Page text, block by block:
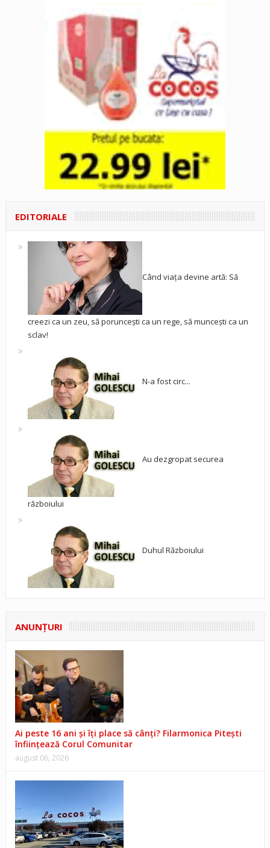
EDITORIALE
Când viața devine artă: Să
creezi ca un zeu, să poruncești ca un rege, să muncești ca un
sclav!
N-a fost circ...
Au dezgropat securea
războiului
Duhul Războiului
ANUNŢURI
Ai peste 16 ani și îți place să cânți? Filarmonica Pitești
înființează Corul Comunitar
august 06, 2026